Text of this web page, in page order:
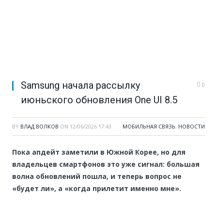
Samsung начала рассылку
июньского обновления One UI 8.5
0
BY ВЛАД ВОЛКОВ ON 12/06/2026 17:43 МОБИЛЬНАЯ СВЯЗЬ, НОВОСТИ
Пока апдейт заметили в Южной Корее, но для
владельцев смартфонов это уже сигнал: большая
волна обновлений пошла, и теперь вопрос не
«будет ли», а «когда прилетит именно мне».